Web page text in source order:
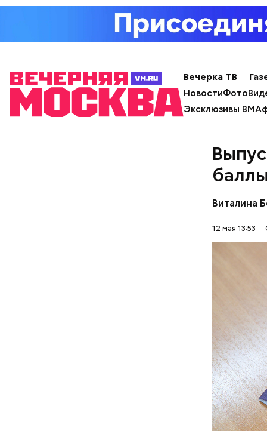
Вечерка ТВ
НовостиФото
Эксклюзивы ВМ
Виталина
12 мая 13:53
—
Копылов.
Однако
полезна.
лишним